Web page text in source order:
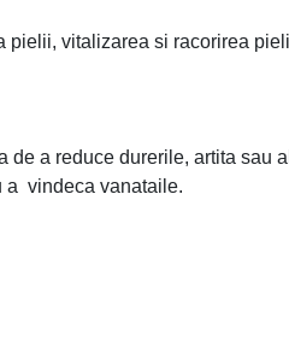
pielii, vitalizarea si racorirea
de a reduce durerile, artita sau
a vindeca vanataile.